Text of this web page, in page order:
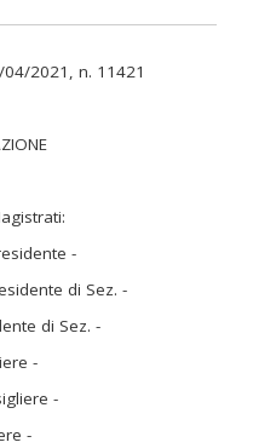
2021, n. 11421
-
di Sez. -
di Sez. -
-
-
-